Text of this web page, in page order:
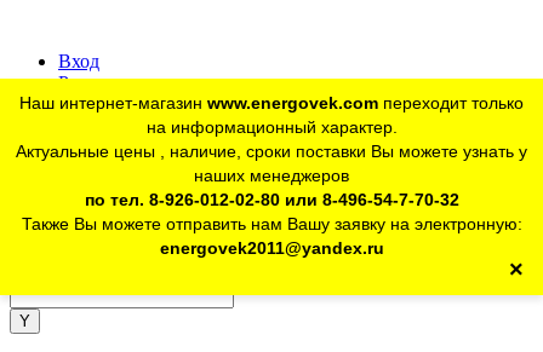
Вход
Регистрация
Для юр. лиц:+7 (926) 012-02-80
telegram Розничный магазин:+7 (925) 902-46-10
Наш интернет-магазин www.energovek.com переходит только
на информационный характер.
Актуальные цены , наличие, сроки поставки Вы можете узнать у
наших менеджеров
по тел. 8-926-012-02-80 или 8-496-54-7-70-32
Также Вы можете отправить нам Вашу заявку на электронную:
energovek2011@yandex.ru
×